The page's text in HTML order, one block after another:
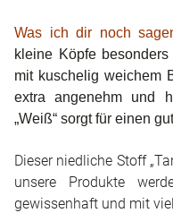
Was ich dir noch
kleine Köpfebesonders
mit kuschelig weichem
extra angenehm und
„Weiß“ sorgt für einen
Dieser niedliche Stoff
unsere Produkte
gewissenhaft und mit